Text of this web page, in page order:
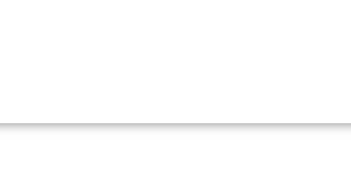
Dann nichts wie los und meldet